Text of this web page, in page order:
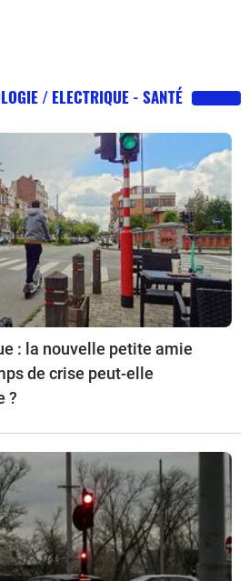
/ ELECTRIQUE - SANTÉ
: la nouvelle petite amie
de crise peut-elle
?